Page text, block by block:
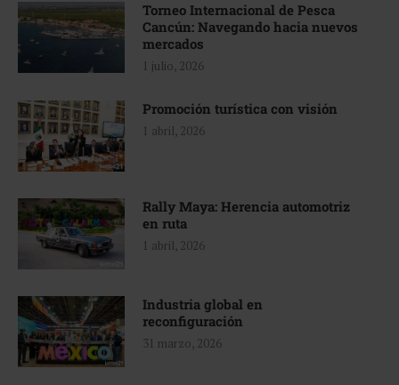
Torneo Internacional de Pesca
Cancún: Navegando hacia nuevos
mercados
1 julio, 2026
Promoción turística con visión
1 abril, 2026
Rally Maya: Herencia automotriz
en ruta
1 abril, 2026
Industria global en
reconfiguración
31 marzo, 2026